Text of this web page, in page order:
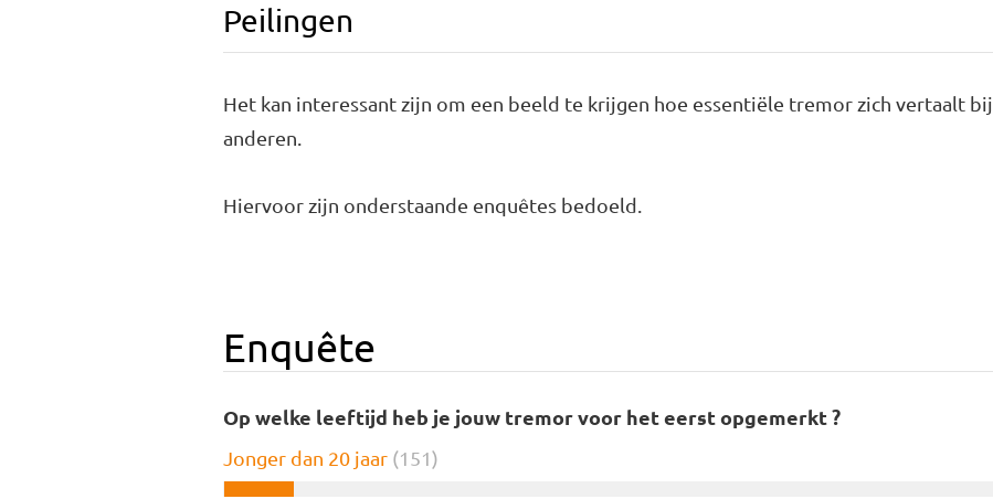
Peilingen
Het kan interessant zijn om een beeld te krijgen hoe essentiële tremor zich vertaalt bij
anderen.
Hiervoor zijn onderstaande enquêtes bedoeld.
Enquête
Op welke leeftijd heb je jouw tremor voor het eerst opgemerkt ?
Jonger dan 20 jaar (151)